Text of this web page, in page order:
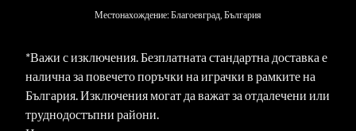
Местонахождение: Благоевград, България
*Важи с изключения. Безплатната стандартна доставка е
налична за повечето поръчки на играчки в рамките на
България. Изключения могат да важат за отдалечени или
труднодостъпни райони.